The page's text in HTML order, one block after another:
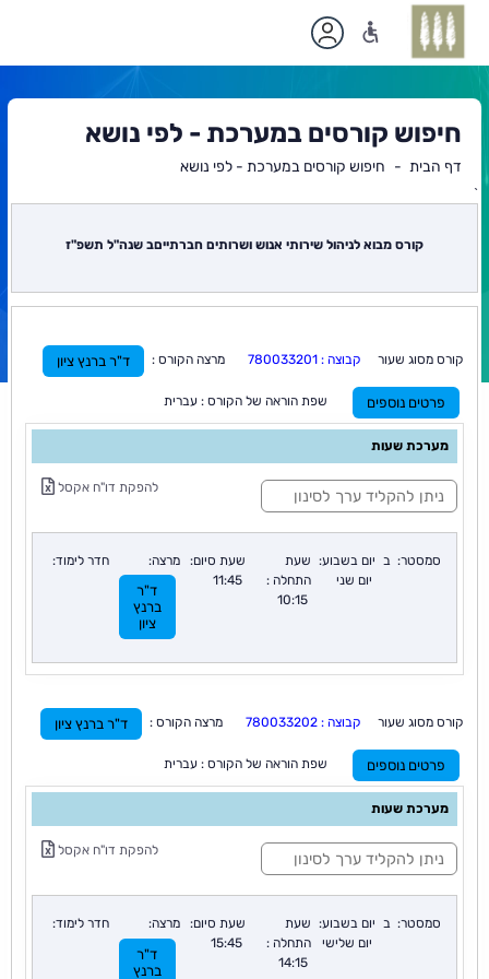
חיפוש קורסים במערכת - לפי נושא
דף הבית חיפוש קורסים במערכת - לפי נושא
`
קורס מבוא לניהול שירותי אנוש ושרותים חברתייםב שנה"ל תשפ"ז
קורס מסוג שעור קבוצה : 780033201 מרצה הקורס : ד"ר ברנץ ציון
פרטים נוספים שפת הוראה של הקורס : עברית
מערכת שעות
ס
נ
ו
להפקת דו"ח אקסל
סמסטר: ב יום בשבוע:
יום שני
שעת
התחלה :
10:15
שעת סיום:
11:45
מרצה:
ד"ר
ברנץ
ציון
חדר לימוד:
קורס מסוג שעור קבוצה : 780033202 מרצה הקורס : ד"ר ברנץ ציון
פרטים נוספים שפת הוראה של הקורס : עברית
מערכת שעות
ס
נ
ו
להפקת דו"ח אקסל
סמסטר: ב יום בשבוע:
יום שלישי
שעת
התחלה :
14:15
שעת סיום:
15:45
מרצה:
ד"ר
ברנץ
חדר לימוד: